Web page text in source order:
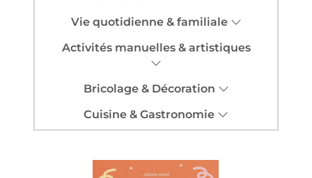
Vie quotidienne & familiale
Activités manuelles & artistiques
Bricolage & Décoration
Cuisine & Gastronomie